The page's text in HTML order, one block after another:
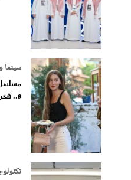
سينما
9.. فخرية تخشى انكشا...